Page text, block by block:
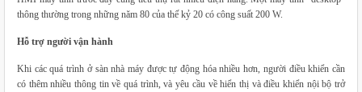
thông thường trong những năm 80 của thế kỷ 20 có công suất 200 W.
Hỗ trợ người vận hành
Khi các quá trình ở sàn nhà máy được tự động hóa nhiều hơn, người điều khiển cần
có thêm nhiều thông tin về quá trình, và yêu cầu về hiển thị và điều khiển nội bộ trở